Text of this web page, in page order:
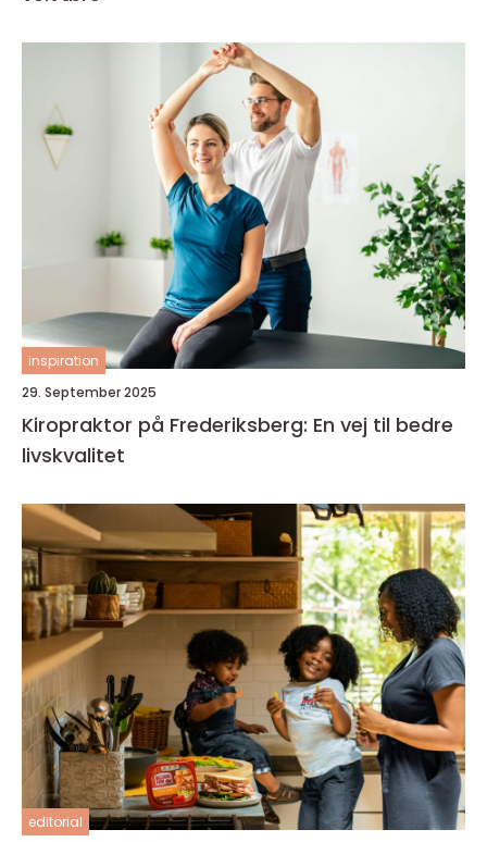
inspiration
29. September 2025
Kiropraktor på Frederiksberg: En vej til bedre
livskvalitet
editorial